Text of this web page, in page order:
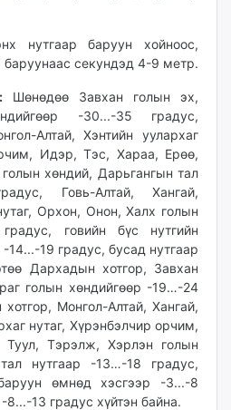
нутгаар баруун хойноос,
баруунаас секундэд 4-9 метр.
Шөнөдөө Завхан голын эх,
-30...-35 градус,
Алтай, Хэнтийн уулархаг
Идэр, Тэс, Хараа, Ерөө,
хөндий, Дарьгангын тал
Говь-Алтай, Хангай,
Орхон, Онон, Халх голын
говийн бүс нутгийн
19 градус, бусад нутгаар
Дархадын хотгор, Завхан
голын хөндийгөөр -19…-24
Монгол-Алтай, Хангай,
нутаг, Хүрэнбэлчир орчим,
Тэрэлж, Хэрлэн голын
нутгаар -13…-18 градус,
өмнөд хэсгээр -3...-8
8...-13 градус хүйтэн байна.